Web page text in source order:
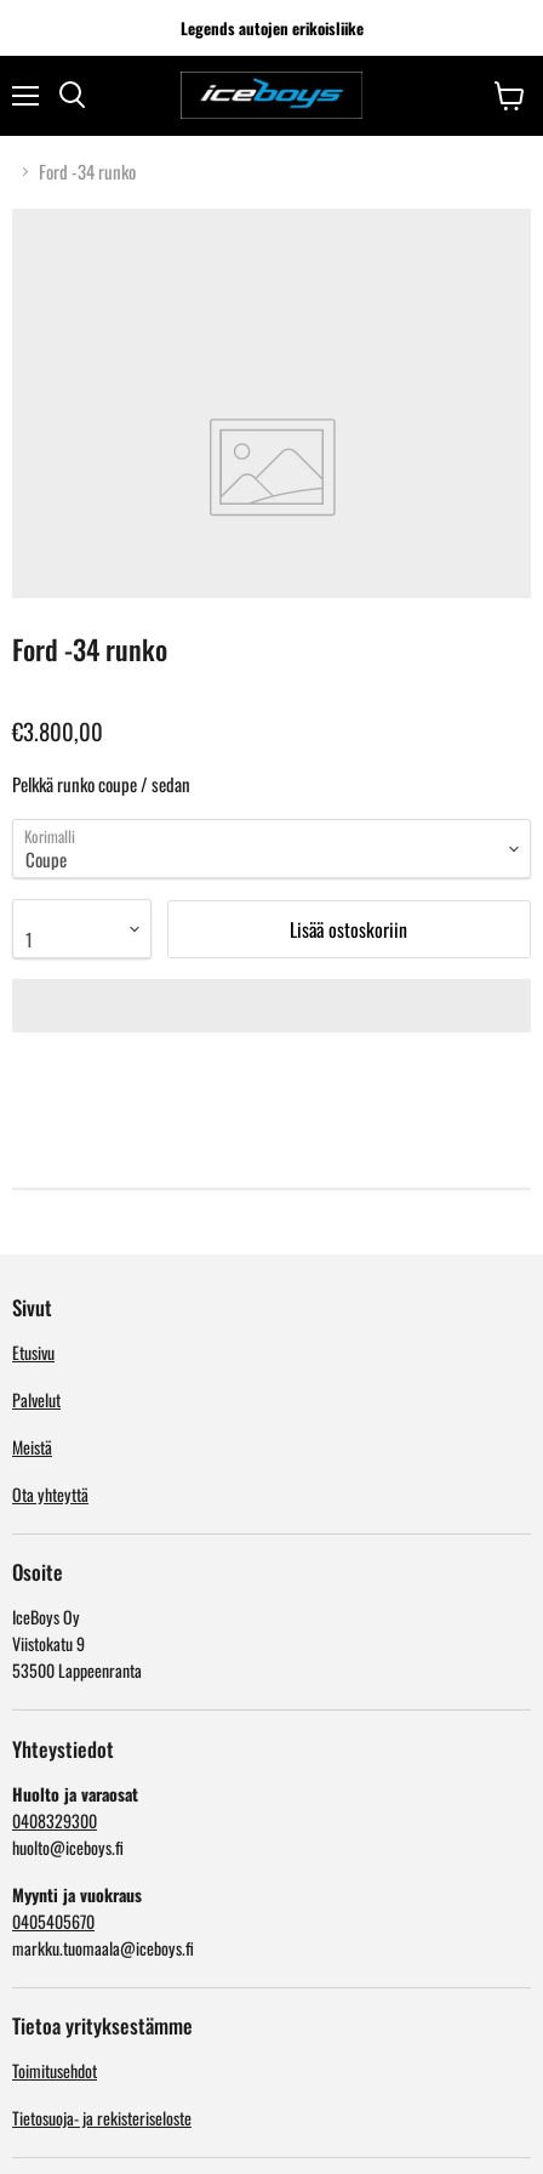
Legends autojen erikoisliike
Ford -34 runko
Ford -34 runko
€3.800,00
Pelkkä runko coupe / sedan
Korimalli
Lisää ostoskoriin
Sivut
Etusivu
Palvelut
Meistä
Ota yhteyttä
Osoite
IceBoys Oy
Viistokatu 9
53500 Lappeenranta
Yhteystiedot
Huolto ja varaosat
0408329300
huolto@iceboys.fi
Myynti ja vuokraus
0405405670
markku.tuomaala@iceboys.fi
Tietoa yrityksestämme
Toimitusehdot
Tietosuoja- ja rekisteriseloste